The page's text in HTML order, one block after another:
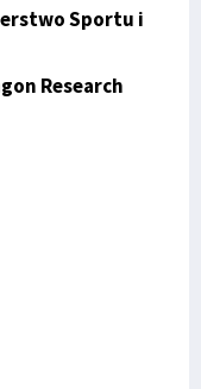
Sportu i
Research